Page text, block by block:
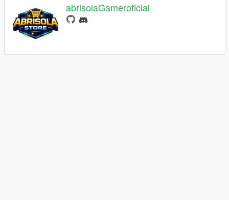
abrisolaGameroficial